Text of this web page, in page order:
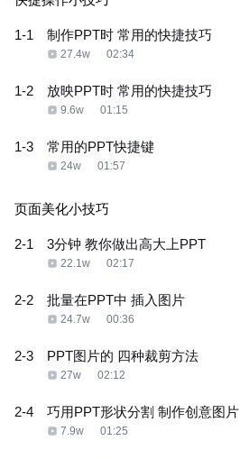
1-1 制作PPT时 常用的快捷技巧
27.4w 02:34
1-2 放映PPT时 常用的快捷技巧
9.6w 01:15
1-3 常用的PPT快捷键
24w 01:57
页面美化小技巧
2-1 3分钟 教你做出高大上PPT
22.1w 02:17
2-2 批量在PPT中 插入图片
24.7w 00:36
2-3 PPT图片的 四种裁剪方法
27w 02:12
2-4 巧用PPT形状分割 制作创意图片
7.9w 01:25